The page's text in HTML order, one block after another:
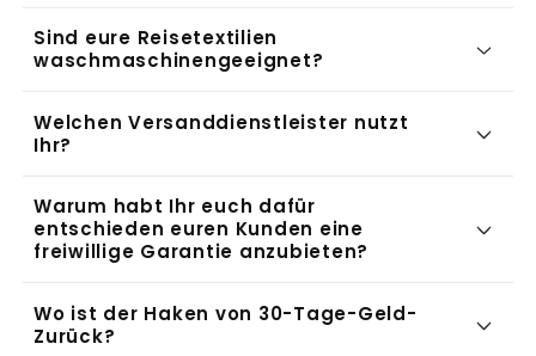
Sind eure Reisetextilien
waschmaschinengeeignet?
Welchen Versanddienstleister nutzt
Ihr?
Warum habt Ihr euch dafür
entschieden euren Kunden eine
freiwillige Garantie anzubieten?
Wo ist der Haken von 30-Tage-Geld-
Zurück?